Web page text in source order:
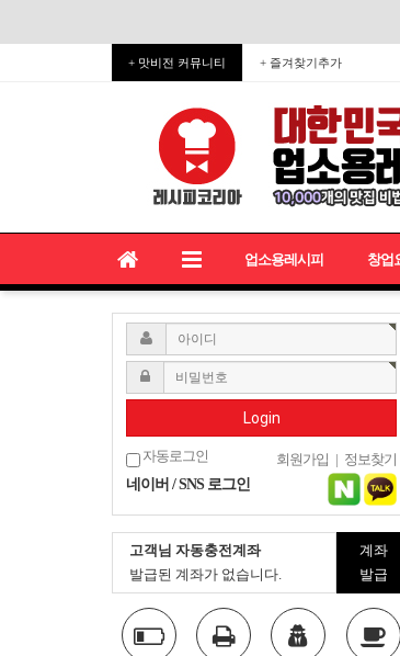
+ 맛비전 커뮤니티 + 즐겨찾기추가
업소용레시피 창업
Login
자동로그인 회원가입 | 정보찾기
네이버 / SNS 로그인
고객님 자동충전계좌
발급된 계좌가 없습니다.
계좌
발급